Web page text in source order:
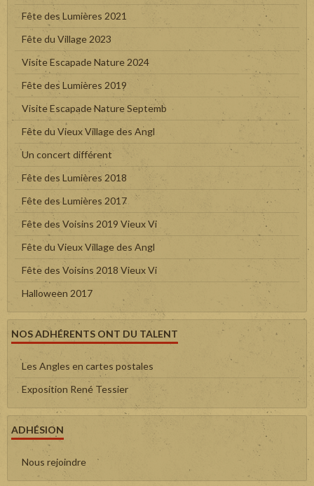
Fête des Lumières 2021
Fête du Village 2023
Visite Escapade Nature 2024
Fête des Lumières 2019
Visite Escapade Nature Septemb
Fête du Vieux Village des Angl
Un concert différent
Fête des Lumières 2018
Fête des Lumières 2017
Fête des Voisins 2019 Vieux Vi
Fête du Vieux Village des Angl
Fête des Voisins 2018 Vieux Vi
Halloween 2017
NOS ADHÉRENTS ONT DU TALENT
Les Angles en cartes postales
Exposition René Tessier
ADHÉSION
Nous rejoindre